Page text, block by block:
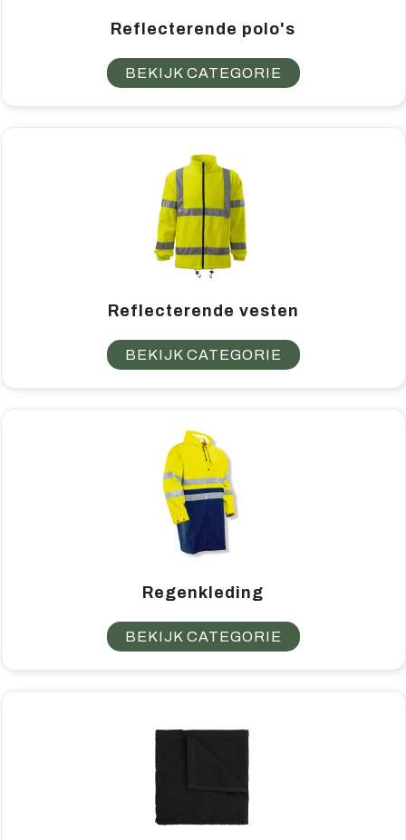
Reflecterende polo's
BEKIJK CATEGORIE
Reflecterende vesten
BEKIJK CATEGORIE
Regenkleding
BEKIJK CATEGORIE